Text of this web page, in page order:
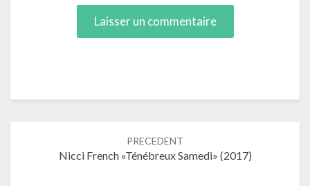
PRECEDENT
Nicci French «Ténébreux Samedi» (2017)